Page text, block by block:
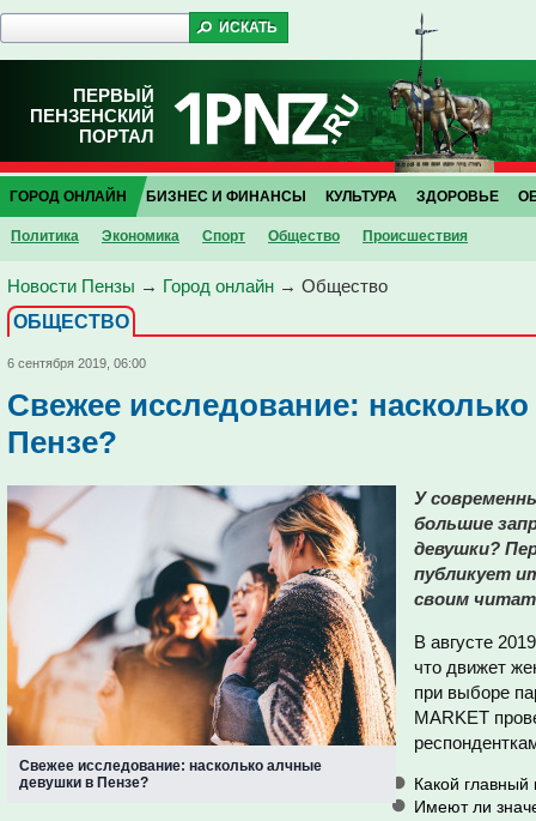
ПЕРВЫЙ
ПЕНЗЕНСКИЙ
ПОРТАЛ
ГОРОД ОНЛАЙН
Политика Экономика Спорт Общество Проиcшествия
БИЗНЕС И ФИНАНСЫ КУЛЬТУРА ЗДОРОВЬЕ
Новости Пензы → Город онлайн → Общество
ОБЩЕСТВО
6 сентября 2019, 06:00
Свежее исследование:
Пензе?
Свежее исследование: насколько алчные
девушки в Пензе?
У
большие
девушки?
публикует
своим
В августе
что движет
при выборе
MARKET
Какой
Имеют ли